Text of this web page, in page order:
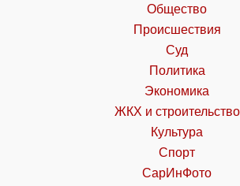
Общество
Происшествия
Суд
Политика
Экономика
ЖКХ и строительство
Культура
Спорт
СарИнФото